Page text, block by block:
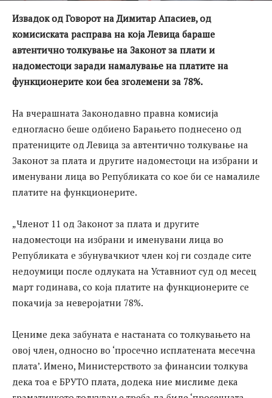
Извадок од Говорот на Димитар Апасиев, од
комисиската расправа на која Левица бараше
автентично толкување на Законот за плати и
надоместоци заради намалување на платите на
функционерите кои беа зголемени за 78%.
На вчерашната Законодавно правна комисија
едногласно беше одбиено Барањето поднесено од
пратениците од Левица за автентично толкување на
Законот за плата и другите надоместоци на избрани и
именувани лица во Републиката со кое би се намалиле
платите на функционерите.
„Членот 11 од Законот за плата и другите
надоместоци на избрани и именувани лица во
Републиката е збунувачкиот член кој ги создаде сите
недоумици после одлуката на Уставниот суд од месец
март годинава, со која платите на функционерите се
покачија за неверојатни 78%.
Цениме дека забуната е настаната со толкувањето на
овој член, односно во ‘просечно исплатената месечна
плата’. Имено, Министерството за финансии толкува
дека тоа е БРУТО плата, додека ние мислиме дека